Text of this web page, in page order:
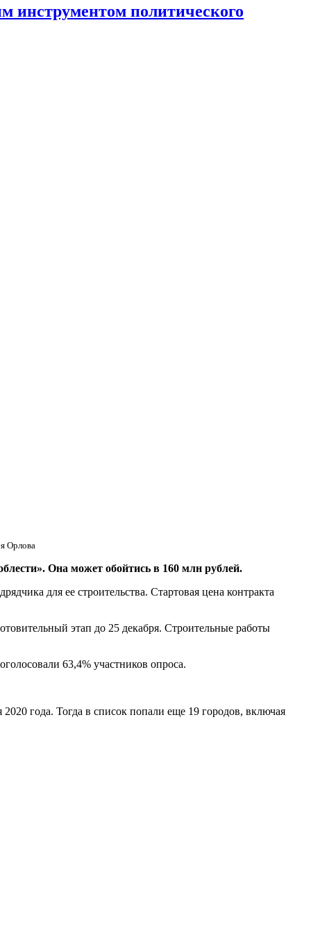
инструментом политического
Орлова
Она может обойтись в 160 млн рублей.
для ее строительства. Стартовая цена контракта
этап до 25 декабря. Строительные работы
63,4% участников опроса.
года. Тогда в список попали еще 19 городов, включая